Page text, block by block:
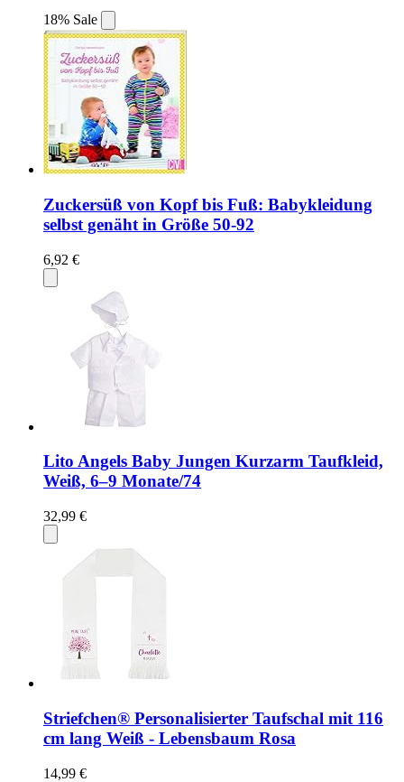
18% Sale
Zuckersüß von Kopf bis Fuß: Babykleidung
selbst genäht in Größe 50-92
6,92 €
Lito Angels Baby Jungen Kurzarm Taufkleid,
Weiß, 6–9 Monate/74
32,99 €
Striefchen® Personalisierter Taufschal mit 116
cm lang Weiß - Lebensbaum Rosa
14,99 €